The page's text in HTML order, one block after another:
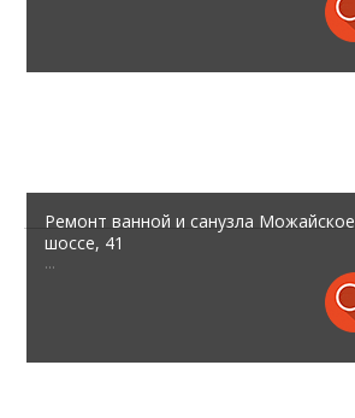
Ремонт ванной и санузла Можайское
шоссе, 41
...